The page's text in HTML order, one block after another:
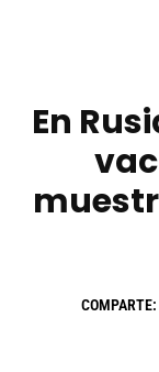
En
COMPARTE: